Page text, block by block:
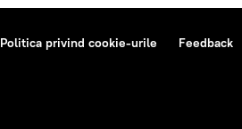
Politica privind cookie-urile Feedback